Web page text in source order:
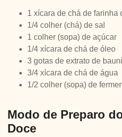
1 xícara de chá de farinha
1/4 colher (chá) de sal
1 colher (sopa) de açúcar
1/4 xícara de chá de óleo
3 gotas de extrato de
3/4 xícara de chá de água
1/2 colher (sopa) de
Modo de Preparo
Doce